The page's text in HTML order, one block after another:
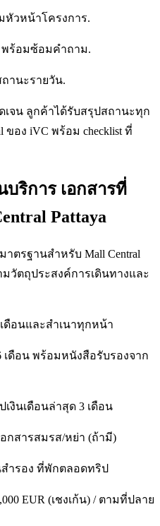
หัวหน้าโครงการ.
ร้อมซ้อมคำถาม.
านะรายวัน.
จน ลูกค้าได้รับสรุปสถานะทุก
ของ iVC พร้อม checklist ที่
ริการ เอกสารที่
Pattaya
ตรฐานสำหรับ Mall Central
มวัตถุประสงค์การเดินทางและ
ดือนและสำเนาทุกหน้า
เดือน พร้อมหนังสือรับรองจาก
งินเดือนล่าสุด 3 เดือน
กสารสมรส/หย่า (ถ้ามี)
สำรอง ที่พักตลอดทริป
EUR (เชงเก้น) / ตามที่ปลาย